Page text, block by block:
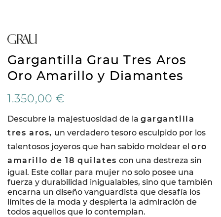
Gargantilla Grau Tres Aros
Oro Amarillo y Diamantes
1.350,00 €
Descubre la majestuosidad de la gargantilla
tres aros, un verdadero tesoro esculpido por los
talentosos joyeros que han sabido moldear el oro
amarillo de 18 quilates con una destreza sin
igual. Este collar para mujer no solo posee una
fuerza y durabilidad inigualables, sino que también
encarna un diseño vanguardista que desafía los
límites de la moda y despierta la admiración de
todos aquellos que lo contemplan.